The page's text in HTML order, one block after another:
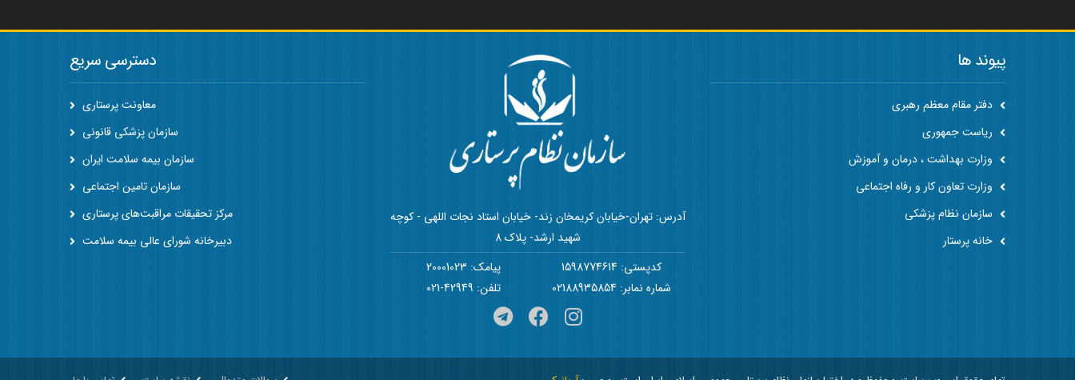
پیوند ها
دفتر مقام معظم رهبری
ریاست جمهوری
وزارت بهداشت ، درمان و آموزش
وزارت تعاون کار و رفاه اجتماعی
سازمان نظام پزشکی
خانه پرستار
آدرس: تهران-خیابان کریمخان زند- خیابان استاد نجات اللهی - کوچه
شهید ارشد- پلاک 8
کدپستی: 1598774614
پیامک: 20001023
شماره نمابر: 02188935854
تلفن: 42949-021
دسترسی سریع
معاونت پرستاری
سازمان پزشکی قانونی
سازمان بیمه سلامت ایران
سازمان تامین اجتماعی
مرکز تحقیقات مراقبت‌های پرستاری
دبیرخانه شورای عالی بیمه سلامت